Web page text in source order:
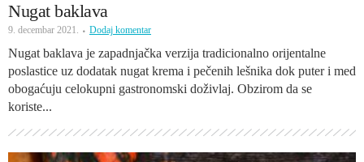
Nugat baklava
9. decembar 2021. Dodaj komentar
Nugat baklava je zapadnjačka verzija tradicionalno orijentalne
poslastice uz dodatak nugat krema i pečenih lešnika dok puter i med
obogaćuju celokupni gastronomski doživlaj. Obzirom da se
koriste...